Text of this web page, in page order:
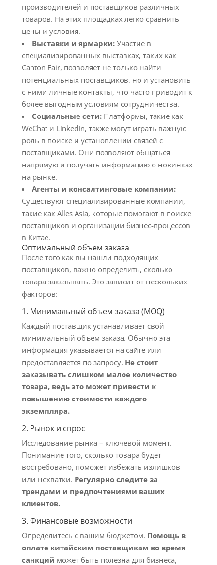
производителей и поставщиков различных
товаров. На этих площадках легко сравнить
цены и условия.
Выставки и ярмарки:Участие в
специализированных выставках, таких как
Canton Fair, позволяет не только найти
потенциальных поставщиков, но и установить
с ними личные контакты, что часто приводит к
более выгодным условиям сотрудничества.
Социальные сети:Платформы, такие как
WeChat и LinkedIn, также могут играть важную
роль в поиске и установлении связей с
поставщиками. Они позволяют общаться
напрямую и получать информацию о новинках
на рынке.
Агенты и консалтинговые компании:
Существуют специализированные компании,
такие как Alles Asia, которые помогают в поиске
поставщиков и организации бизнес-процессов
в Китае.
Оптимальный объем заказа
После того как вы нашли подходящих
поставщиков, важно определить, сколько
товара заказывать. Это зависит от нескольких
факторов:
1. Минимальный объем заказа (MOQ)
Каждый поставщик устанавливает свой
минимальный объем заказа. Обычно эта
информация указывается на сайте или
предоставляется по запросу. Не стоит
заказывать слишком малое количество
товара, ведь это может привести к
повышению стоимости каждого
экземпляра.
2. Рынок и спрос
Исследование рынка – ключевой момент.
Понимание того, сколько товара будет
востребовано, поможет избежать излишков
или нехватки. Регулярно следите за
трендами и предпочтениями ваших
клиентов.
3. Финансовые возможности
Определитесь с вашим бюджетом. Помощь в
оплате китайским поставщикам во время
санкций может быть полезна для бизнеса,